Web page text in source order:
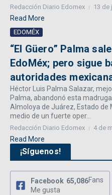
Redacción Diario Edomex 13 de
Read More
EDOMÉX
“El Güero” Palma
EdoMéx; pero sigue
autoridades
Héctor Luis Palma Salazar,
Palma, abandonó esta
Almoloya de Juárez, Estado de
medio de un fuerte oper...
Redacción Diario Edomex 4 de
Read More
¡Síguenos!
Facebook 65,086Fans
Me gusta